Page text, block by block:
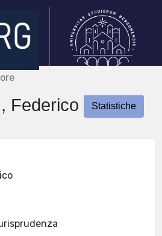
Federico Statistiche